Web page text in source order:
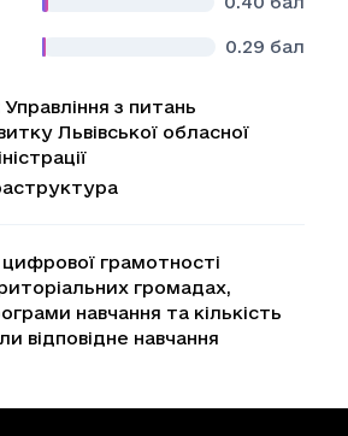
0.29 бал
Управління з питань
Львівської обласної
цифрової грамотності
громадах,
навчання та кількість
відповідне навчання